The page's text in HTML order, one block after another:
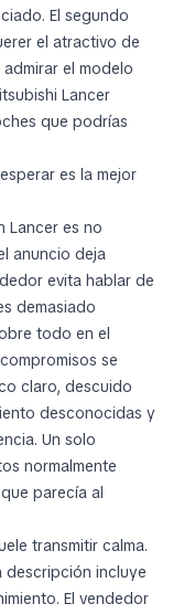
El segundo
el atractivo de
el modelo
Lancer
que podrías
es la mejor
Lancer es no
anuncio deja
evita hablar de
demasiado
todo en el
se
claro, descuido
desconocidas y
Un solo
normalmente
parecía al
transmitir calma.
descripción incluye
El vendedor